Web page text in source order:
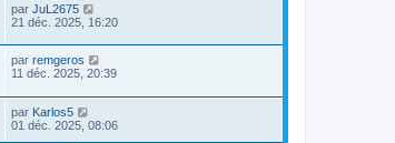
par JuL2675
21 déc. 2025, 16:20
par remgeros
11 déc. 2025, 20:39
par Karlos5
01 déc. 2025, 08:06